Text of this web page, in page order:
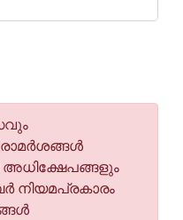
അധിക്ഷേപങ്ങളും